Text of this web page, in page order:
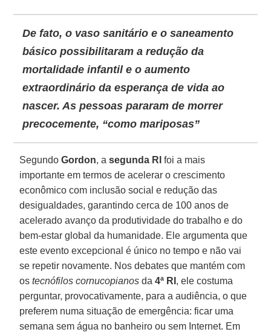
De fato, o vaso sanitário e o saneamento
básico possibilitaram a redução da
mortalidade infantil e o aumento
extraordinário da esperança de vida ao
nascer. As pessoas pararam de morrer
precocemente, “como mariposas”
SegundoGordon, asegunda RI foi a mais
importante em termos de acelerar o crescimento
econômico com inclusão social e redução das
desigualdades, garantindo cerca de 100 anos de
acelerado avanço da produtividade do trabalho e do
bem-estar global da humanidade. Ele argumenta que
este evento excepcional é único no tempo e não vai
se repetir novamente. Nos debates que mantém com
ostecnófilos cornucopianos da4ª RI , ele costuma
perguntar, provocativamente, para a audiência, o que
preferem numa situação de emergência: ficar uma
semana sem água no banheiro ou sem Internet. Em